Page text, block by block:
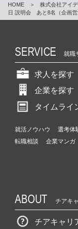
HOME ＞ 株式会社アイ
日 説明会 あと8名（企画営
SERVICE 就職
求人を探す
企業を探す
タイムライ
就活ノウハウ 選考体
転職相談
企業マンガ
ABOUT チアキ
チアキャリ